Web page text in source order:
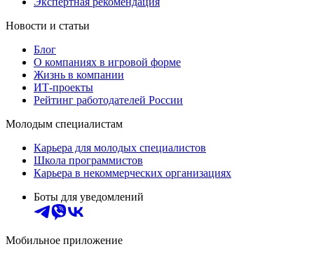
Новости и статьи
Блог
О компаниях в игровой форме
Жизнь в компании
ИТ-проекты
Рейтинг работодателей России
Молодым специалистам
Карьера для молодых специалистов
Школа программистов
Карьера в некоммерческих организациях
Боты для уведомлений
Мобильное приложение